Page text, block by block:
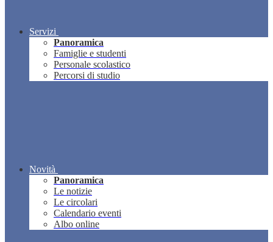
Servizi
Panoramica
Famiglie e studenti
Personale scolastico
Percorsi di studio
Novità
Panoramica
Le notizie
Le circolari
Calendario eventi
Albo online